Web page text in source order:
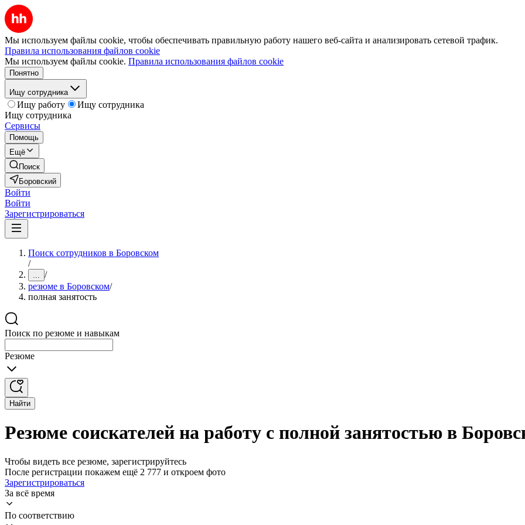
Мы используем файлы cookie, чтобы обеспечивать правильную работу нашего веб-сайта и анализировать сетевой трафик.
Правила использования файлов cookie
Мы используем файлы cookie. Правила использования файлов cookie
Понятно
Ищу сотрудника
Ищу работу
Ищу сотрудника
Ищу сотрудника
Сервисы
Помощь
Ещё
Поиск
Боровский
Войти
Войти
Зарегистрироваться
Поиск сотрудников в Боровском
/
... /
резюме в Боровском/
полная занятость
Поиск по резюме и навыкам
Резюме
Найти
Резюме соискателей на работу с полной занятостью в
Чтобы видеть все резюме, зарегистрируйтесь
После регистрации покажем ещё 2 777 и откроем фото
Зарегистрироваться
За всё время
По соответствию